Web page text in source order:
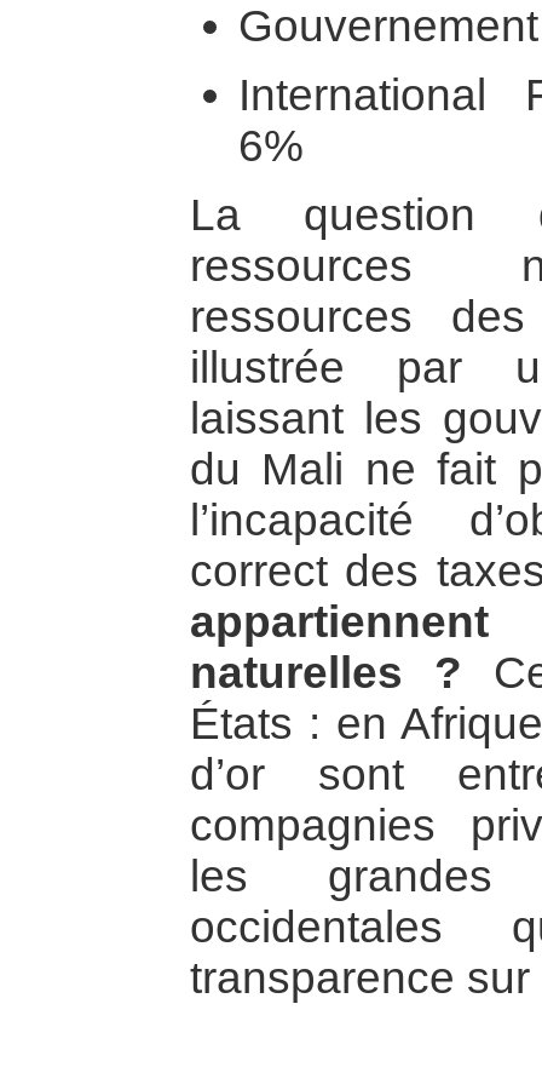
International
6%
La question
ressources
ressources
illustrée par
laissant les
du Mali ne fait
l’incapacité
correct des
naturelles ?
États : en
d’or sont
compagnies
les grandes
occidentales
transparence